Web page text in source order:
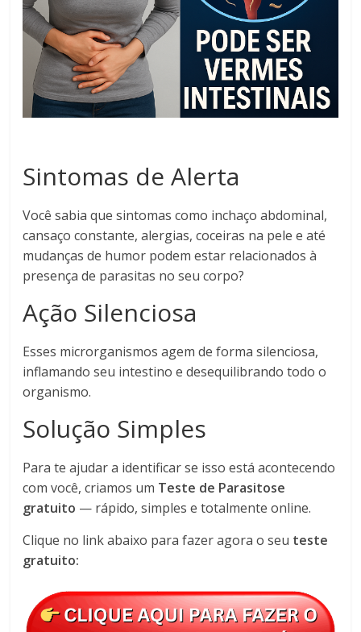
Sintomas de Alerta
Você sabia que sintomas como inchaço abdominal,
cansaço constante, alergias, coceiras na pele e até
mudanças de humor podem estar relacionados à
presença de parasitas no seu corpo?
Ação Silenciosa
Esses microrganismos agem de forma silenciosa,
inflamando seu intestino e desequilibrando todo o
organismo.
Solução Simples
Para te ajudar a identificar se isso está acontecendo
com você, criamos um Teste de Parasitose
gratuito — rápido, simples e totalmente online.
Clique no link abaixo para fazer agora o seu teste
gratuito: